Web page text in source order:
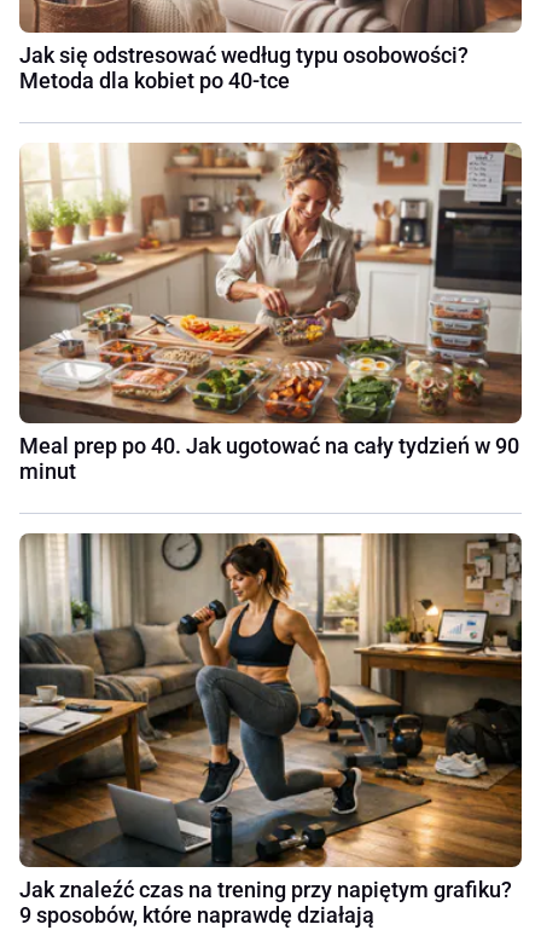
Jak się odstresować według typu osobowości?
Metoda dla kobiet po 40-tce
Meal prep po 40. Jak ugotować na cały tydzień w 90
minut
Jak znaleźć czas na trening przy napiętym grafiku?
9 sposobów, które naprawdę działają